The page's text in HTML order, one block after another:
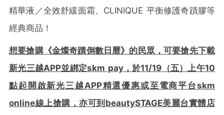
精華液／全效舒緩面霜、CLINIQUE 平衡修護奇蹟膠等
經典商品！
想要搶購《金燦奇蹟倒數日曆》的民眾，可要搶先下載
新光三越APP並綁定skm pay，於11/19 （五）上午10
點起開啟新光三越APP精選優惠或至電商平台skm
online線上搶購，亦可到 beautySTAGE美麗台實體店